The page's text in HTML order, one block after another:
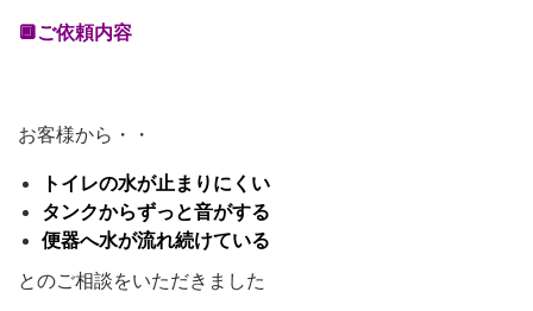
🔲ご依頼内容
お客様から・・
トイレの水が止まりにくい
タンクからずっと音がする
便器へ水が流れ続けている
とのご相談をいただきました